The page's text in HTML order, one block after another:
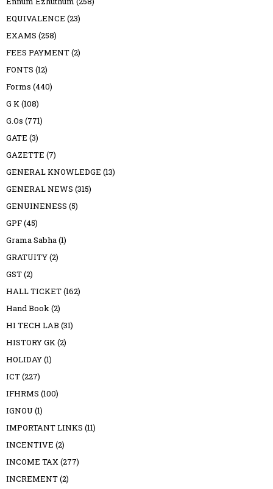
EQUIVALENCE (23)
EXAMS (258)
FEES PAYMENT(2)
FONTS (12)
Forms (440)
G K(108)
G.Os (771)
GATE (3)
GAZETTE (7)
GENERAL KNOWLEDGE (13)
GENERAL NEWS (315)
GENUINENESS (5)
GPF(45)
Grama Sabha(1)
GRATUITY(2)
GST(2)
HALL TICKET(162)
Hand Book(2)
HI TECH LAB (31)
HISTORY GK(2)
HOLIDAY(1)
ICT(227)
IFHRMS (100)
IGNOU (1)
IMPORTANT LINKS (11)
INCENTIVE (2)
INCOME TAX(277)
INCREMENT(2)